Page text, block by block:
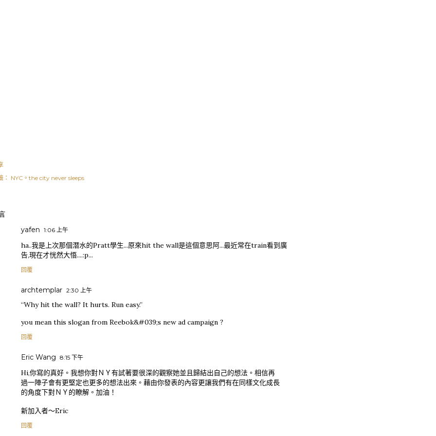
： NYC。the city never sleeps
yafen 1:06 上午
ha..我是上次那個潛水的Pratt學生...原來hit the wall是這個意思阿...最近常在train看到廣
告,現在才恍然大悟....:p...
回覆
archtemplar 2:30 上午
“Why hit the wall? It hurts. Run easy.”
you mean this slogan from Reebok&#039;s new ad campaign ?
回覆
Eric Wang 8:15 下午
Hi,你寫的真好。我想你對ＮＹ有試著要很深的觀察她並且歸結出自己的想法。相信再
過一陣子會有更堅定也更多的想法出來。藉由你發表的內容更讓我們有在同樣文化成長
的角度下對ＮＹ的瞭解。加油！
新加入者～Eric
回覆